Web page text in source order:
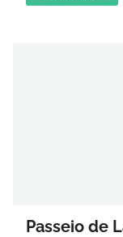
Passeio de